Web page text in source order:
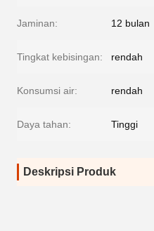
Jaminan: 12 bulan
Tingkat kebisingan: rendah
Konsumsi air: rendah
Daya tahan: Tinggi
Deskripsi Produk